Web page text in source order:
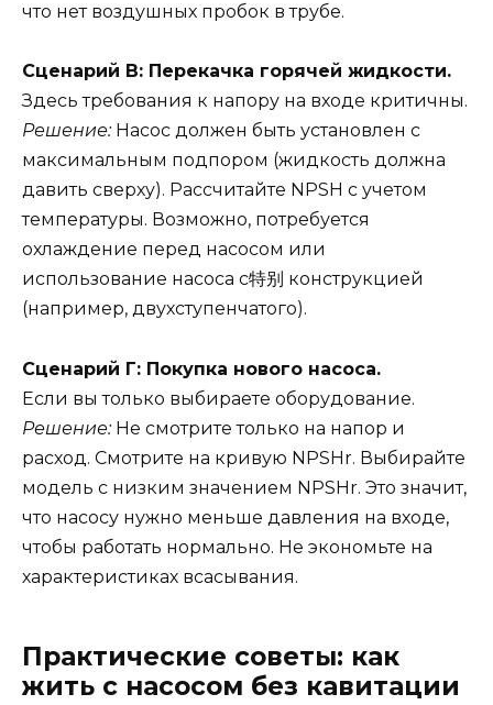
что нет воздушных пробок в трубе.
Сценарий В: Перекачка горячей жидкости.
Здесь требования к напору на входе критичны.
Решение:Насос должен быть установлен с
максимальным подпором (жидкость должна
давить сверху). Рассчитайте NPSH с учетом
температуры. Возможно, потребуется
охлаждение перед насосом или
использование насоса с特别 конструкцией
(например, двухступенчатого).
Сценарий Г: Покупка нового насоса.
Если вы только выбираете оборудование.
Решение:Не смотрите только на напор и
расход. Смотрите на кривую NPSHr. Выбирайте
модель с низким значением NPSHr. Это значит,
что насосу нужно меньше давления на входе,
чтобы работать нормально. Не экономьте на
характеристиках всасывания.
Практические советы: как
жить с насосом без кавитации